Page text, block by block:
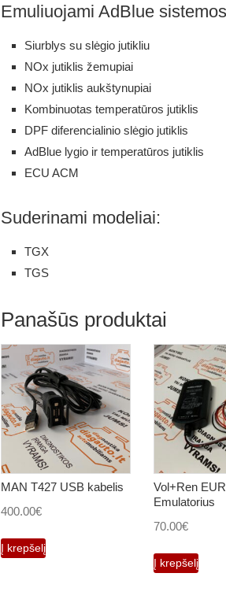
Emuliuojami AdBlue
Siurblys su slėgio jutikliu
NOx jutiklis žemupiai
NOx jutiklis aukštynupiai
Kombinuotas temperatūros jutiklis
DPF diferencialinio slėgio jutiklis
AdBlue lygio ir temperatūros jutiklis
ECU ACM
Suderinami modeliai:
TGX
TGS
Panašūs produktai
MAN T427 USB kabelis
400.00€
Į krepšelį
Vol+Ren
Emulatorius
70.00€
Į krepšelį